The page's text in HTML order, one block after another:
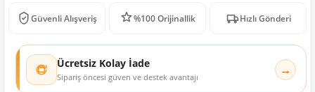
Güvenli Alışveriş %100 Orijinallik Hızlı Gönderi
Ücretsiz Kolay İade
Sipariş öncesi güven ve destek avantajı →